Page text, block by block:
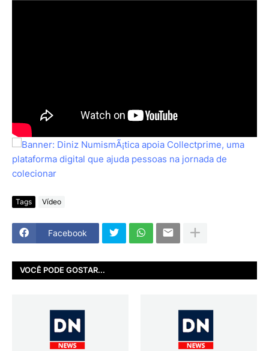
Tags Vídeo
Facebook
VOCÊ PODE GOSTAR...